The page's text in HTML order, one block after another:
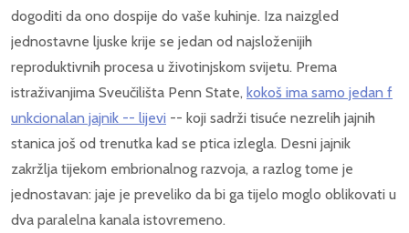
dogoditi da ono dospije do vaše kuhinje. Iza naizgled
jednostavne ljuske krije se jedan od najsloženijih
reproduktivnih procesa u životinjskom svijetu. Prema
istraživanjima Sveučilišta Penn State, kokoš ima samo jedan f
unkcionalan jajnik -- lijevi -- koji sadrži tisuće nezrelih jajnih
stanica još od trenutka kad se ptica izlegla. Desni jajnik
zakržlja tijekom embrionalnog razvoja, a razlog tome je
jednostavan: jaje je preveliko da bi ga tijelo moglo oblikovati u
dva paralelna kanala istovremeno.